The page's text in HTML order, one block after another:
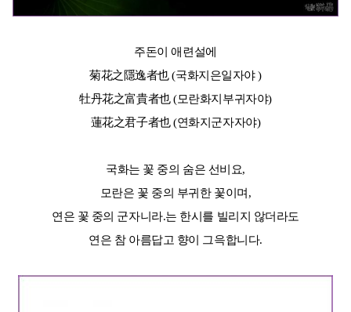
주돈이 애련설에
菊花之隱逸者也 (국화지은일자야 )
牡丹花之富貴者也 (모란화지부귀자야)
蓮花之君子者也 (연화지군자자야)
국화는 꽃 중의 숨은 선비요,
모란은 꽃 중의 부귀한 꽃이며,
연은 꽃 중의 군자니라.는 한시를 빌리지 않더라도
연은 참 아름답고 향이 그윽합니다.